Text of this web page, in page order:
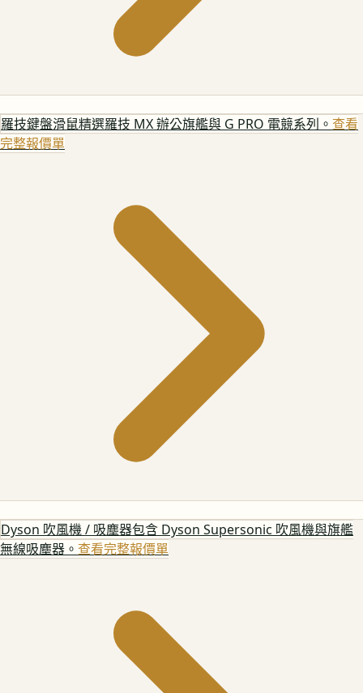
羅技鍵盤滑鼠精選羅技 MX 辦公旗艦與 G PRO 電競系列。 查看
完整報價單
Dyson 吹風機 / 吸塵器包含 Dyson Supersonic 吹風機與旗艦
無線吸塵器。 查看完整報價單